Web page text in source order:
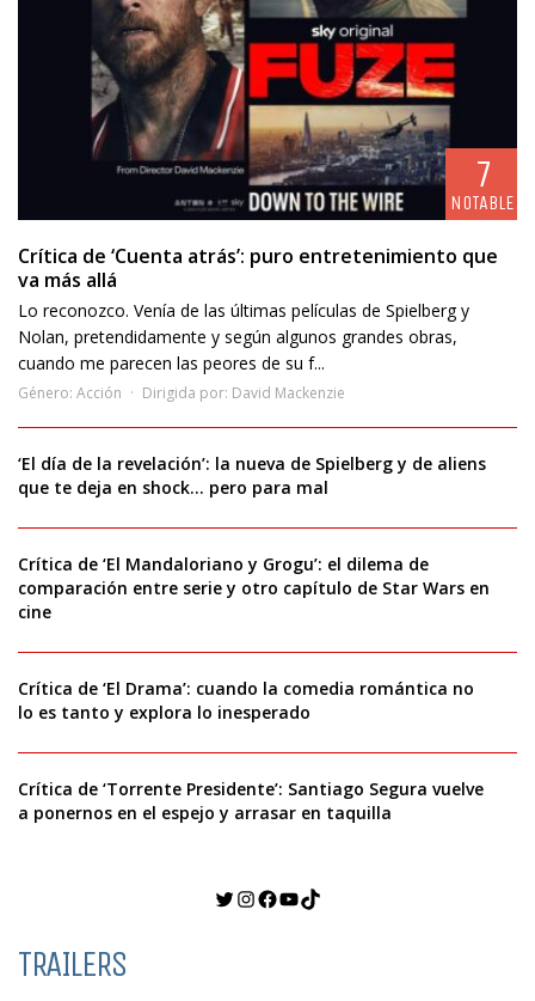
7
NOTABLE
Crítica de ‘Cuenta atrás’: puro entretenimiento que
va más allá
Lo reconozco. Venía de las últimas películas de Spielberg y
Nolan, pretendidamente y según algunos grandes obras,
cuando me parecen las peores de su f...
Género: Acción Dirigida por: David Mackenzie
‘El día de la revelación’: la nueva de Spielberg y de aliens
que te deja en shock… pero para mal
Crítica de ‘El Mandaloriano y Grogu’: el dilema de
comparación entre serie y otro capítulo de Star Wars en
cine
Crítica de ‘El Drama’: cuando la comedia romántica no
lo es tanto y explora lo inesperado
Crítica de ‘Torrente Presidente’: Santiago Segura vuelve
a ponernos en el espejo y arrasar en taquilla
Twitter
Instagram
Facebook
YouTube
TikTok
TRAILERS